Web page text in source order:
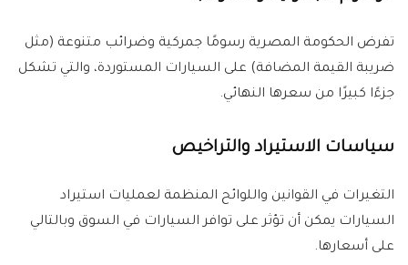
تفرض الحكومة المصرية رسومًا جمركية وضرائب متنوعة (مثل
ضريبة القيمة المضافة) على السيارات المستوردة، والتي تشكل
جزءًا كبيرًا من سعرها النهائي.
سياسات الاستيراد والتراخيص
التغيرات في القوانين واللوائح المنظمة لعمليات استيراد
السيارات يمكن أن تؤثر على توافر السيارات في السوق وبالتالي
على أسعارها.